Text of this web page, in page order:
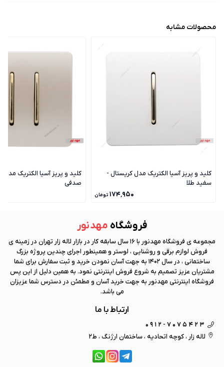
محصولات مشابه
کلید و پریز آسیا الکتریک مدل کریستال -
سفید طلا
۱۷۴٬۹۵۰ تومان
کلید و پریز آسیا الکتریک مدل
صدفی
فروشگاه مهد نور
مجموعه ی فروشگاه مهد نور
با 16 سال سابقه کار در بازار لاله زار تهران در زمینه ی
فروش لوازم برقی و روشنایی ، لوستر و همینطور اجرای چندین پروژه بزرگ
ساختمانی ، در سال 1402 به جهت آسان نمودن خرید و ثبت سفارش برای شما
مشتریان عزیز تصمیم به شروع فروش اینترنتی نمود. به همین دلیل از این پس
فروشگاه اینترنتی مهد نور به جهت خرید آسان و مطمئن در دسترس شما عزیزان
می باشد.
ارتباط با ما
0912-7075423
لاله زار ، کوچه اتحادیه ، ساختمان ارژنگ ، ط2